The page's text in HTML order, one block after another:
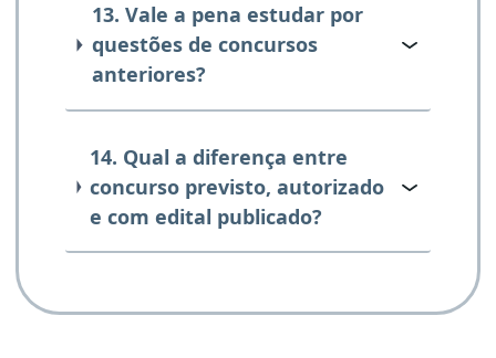
13. Vale a pena estudar por
questões de concursos
anteriores?
14. Qual a diferença entre
concurso previsto, autorizado
e com edital publicado?